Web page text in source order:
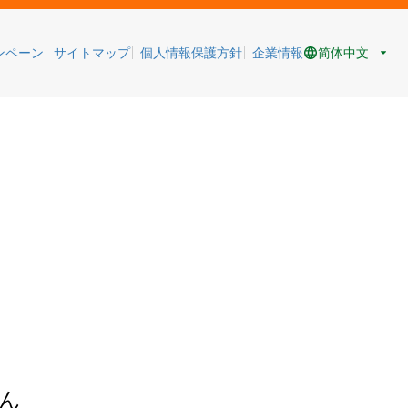
ペーン サイトマップ 個人情報保護方針 企業情報 简体中文